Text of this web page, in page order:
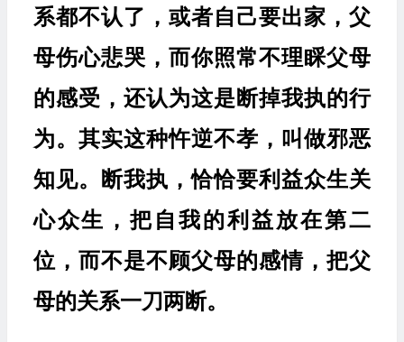
系都不认了，或者自己要出家，父
母伤心悲哭，而你照常不理睬父母
的感受，还认为这是断掉我执的行
为。其实这种忤逆不孝，叫做邪恶
知见。断我执，恰恰要利益众生关
心众生，把自我的利益放在第二
位，而不是不顾父母的感情，把父
母的关系一刀两断。